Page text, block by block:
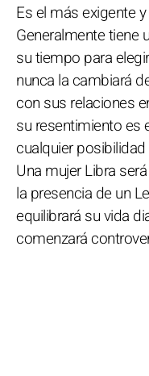
Es el más exigente
Generalmente tiene
su tiempo para
nunca la cambiará
con sus relaciones
su resentimiento es
cualquier
Una mujer Libra
la presencia de un
equilibrará su vida
comenzará